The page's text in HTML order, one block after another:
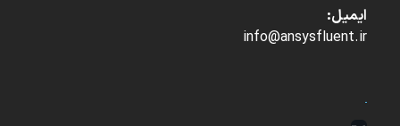
ایمیل:
info@ansysfluent.ir